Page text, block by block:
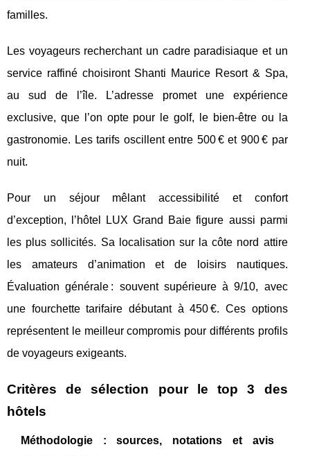
familles.
Les voyageurs recherchant un cadre paradisiaque et un
service raffiné choisiront Shanti Maurice Resort & Spa,
au sud de l’île. L’adresse promet une expérience
exclusive, que l’on opte pour le golf, le bien-être ou la
gastronomie. Les tarifs oscillent entre 500 € et 900 € par
nuit.
Pour un séjour mêlant accessibilité et confort
d’exception, l’hôtel LUX Grand Baie figure aussi parmi
les plus sollicités. Sa localisation sur la côte nord attire
les amateurs d’animation et de loisirs nautiques.
Évaluation générale : souvent supérieure à 9/10, avec
une fourchette tarifaire débutant à 450 €. Ces options
représentent le meilleur compromis pour différents profils
de voyageurs exigeants.
Critères de sélection pour le top 3 des
hôtels
Méthodologie : sources, notations et avis